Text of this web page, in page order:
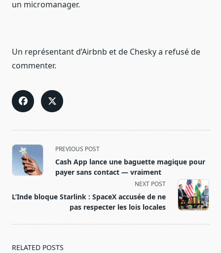
un micromanager.
Un représentant d’Airbnb et de Chesky a refusé de
commenter.
<span
class="nav-
subtitle
reader-
text">Page</span>
PREVIOUS POST
Cash App lance une baguette magique pour
payer sans contact — vraiment
NEXT POST
L’Inde bloque Starlink : SpaceX accusée de ne
pas respecter les lois locales
RELATED POSTS